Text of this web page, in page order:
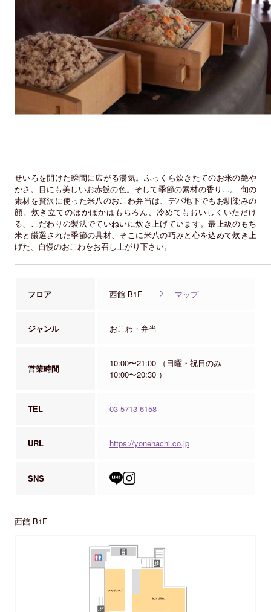
せいろを開けた瞬間に広がる湯気。ふっくら炊きたてのお米の艶や
かさ。目にも美しいお赤飯の色。そして季節の素材の香り…。 旬の
素材を贅沢に使った米八のおこわ弁当は、デパ地下でもお馴染みの
顔。炊き立てのほかほかはもちろん、冷めてもおいしくいただけ
る、こだわりの製法でていねいに炊き上げています。最上級のもち
米と厳選された季節の具材、そこに米八の巧みと心を込めて炊き上
げた、自慢のおこわをお召し上がり下さい。
フロア 西館 B1F マップ
ジャンル おこわ・弁当
営業時間
10:00〜21:00 （日曜・祝日のみ
10:00〜20:30 ）
TEL 03-5713-6158
URL https://yonehachi.co.jp
SNS
西館 B1F
タカギフーズ
魚力（西館）